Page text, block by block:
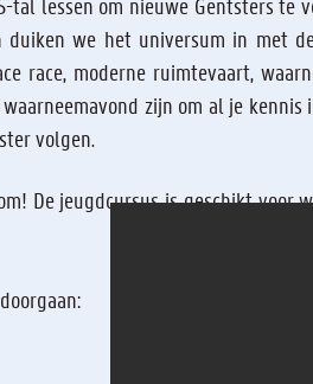
lessen om nieuwe Gentsters te
we het universum in met
race, moderne ruimtevaart,
zijn om al je
volgen.
De jeugdcursus is geschikt voor